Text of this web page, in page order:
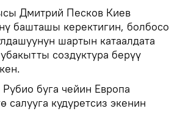
Дмитрий Песков Киев
башташы керектигин, болбосо
шартын катаалдата
создуктура берүү
буга чейин Европа
кудуретсиз экенин